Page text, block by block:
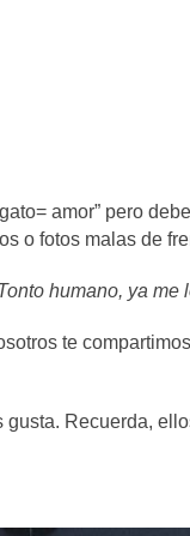
amor” pero
o fotos malas de
humano, ya me
te
Recuerda,